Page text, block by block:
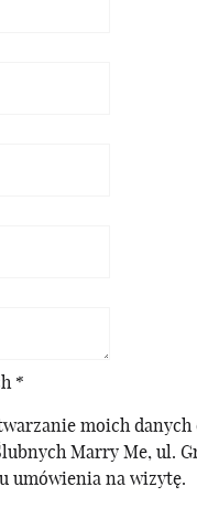
*
moich danych
Marry Me, ul.
umówienia na wizytę.